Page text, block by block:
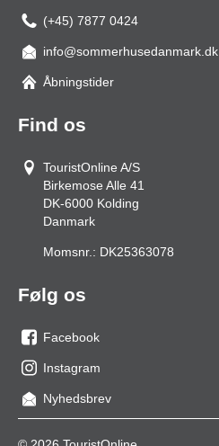
(+45) 7877 0424
info@sommerhusedanmark.dk
Åbningstider
Find os
TouristOnline A/S
Birkemose Alle 41
DK-6000 Kolding
Danmark
Momsnr.: DK25363078
Følg os
os
på
facebook
Facebook
os
på
Instagram
Nyhedsbrev